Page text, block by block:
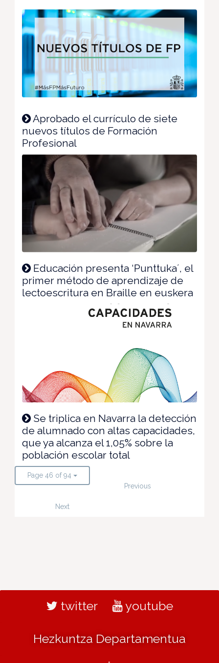
Aprobado el currículo de siete
nuevos títulos de Formación
Profesional
Educación presenta ‘Punttuka´, el
primer método de aprendizaje de
lectoescritura en Braille en euskera
Se triplica en Navarra la detección
de alumnado con altas capacidades,
que ya alcanza el 1,05% sobre la
población escolar total
Page 46 of 94
Previous
Next
twitter youtube
Hezkuntza Departamentua